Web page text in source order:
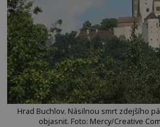
Hrad Buchlov. Násilnou smrt zdejšího
objasnit. Foto: Mercy/Creative